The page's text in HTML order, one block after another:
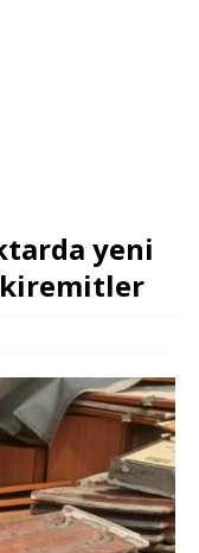
yeni
kiremitler